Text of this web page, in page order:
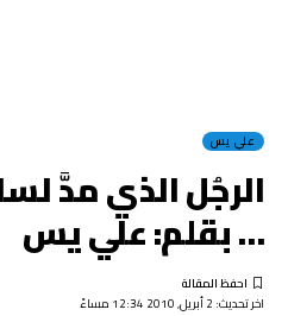
علي يس
الرجُل الذي مدَّ
… بقلم: علي يس
اخر تحديث: 2 أبريل, 2010 12:34 مساءً